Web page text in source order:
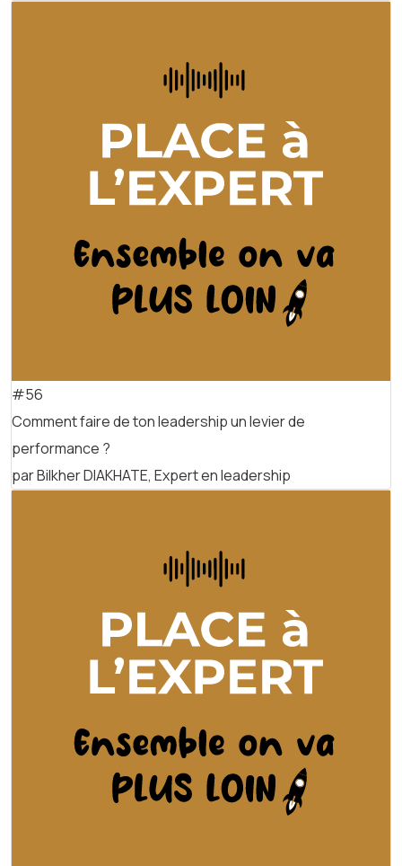
#56
Comment faire de ton leadership un levier de
performance ?
par Bilkher DIAKHATE, Expert en leadership